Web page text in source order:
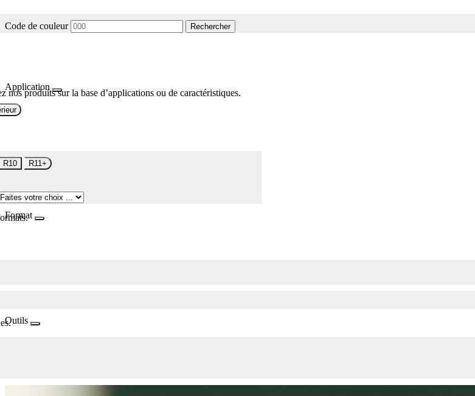
Code de couleur Rechercher
Application
nos produits sur la base d’applications ou de caractéristiques.
R10 R11+
Format
Outils